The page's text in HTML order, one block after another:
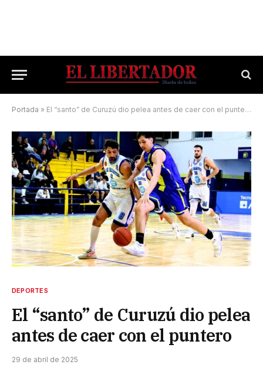
Portada » El “santo” de Curuzú dio pelea antes de caer con el puntero
DEPORTES
El “santo” de Curuzú dio pelea
antes de caer con el puntero
29 de abril de 2025